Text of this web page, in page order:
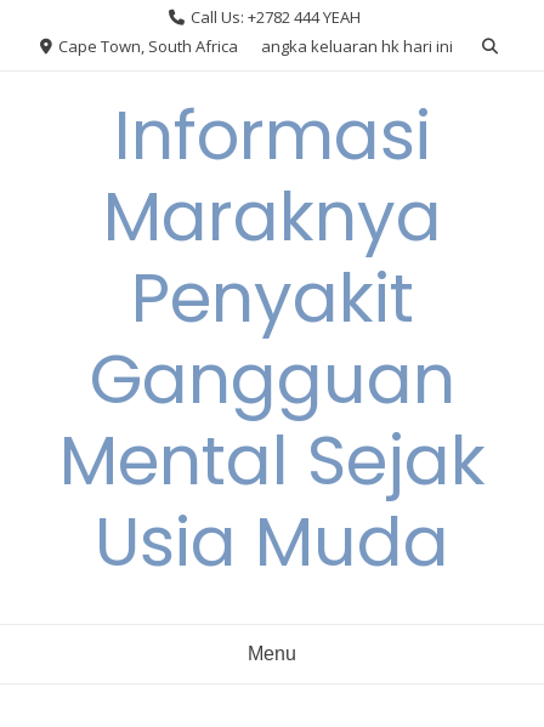
Call Us: +2782 444 YEAH
Cape Town, South Africa
angka keluaran hk hari ini
Informasi
Maraknya
Penyakit
Gangguan
Mental Sejak
Usia Muda
Menu